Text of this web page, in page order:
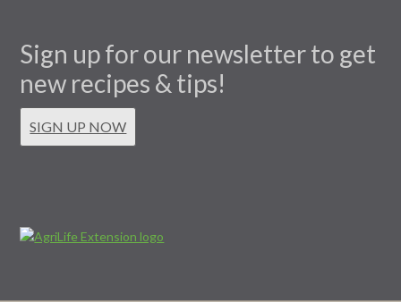
Sign up for our newsletter to get
new recipes & tips!
SIGN UP NOW